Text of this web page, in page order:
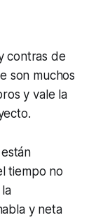
contras de
son muchos
y vale la
tiempo no
y neta